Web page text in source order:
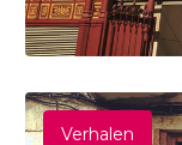
Verhalen